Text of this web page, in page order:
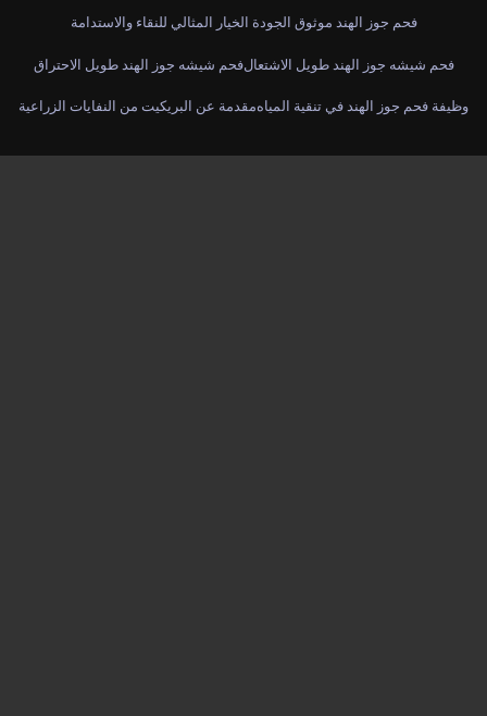
فحم جوز الهند موثوق الجودة الخيار المثالي للنقاء والاستدامة
فحم شيشه جوز الهند طويل الاحتراقفحم شيشه جوز الهند طويل الاشتعال
مقدمة عن البريكيت من النفايات الزراعيةوظيفة فحم جوز الهند في تنقية المياه